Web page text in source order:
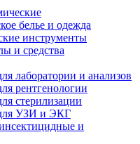
белье и одежда
инструменты
и средства
лаборатории и анализов
рентгенологии
стерилизации
УЗИ и ЭКГ
и